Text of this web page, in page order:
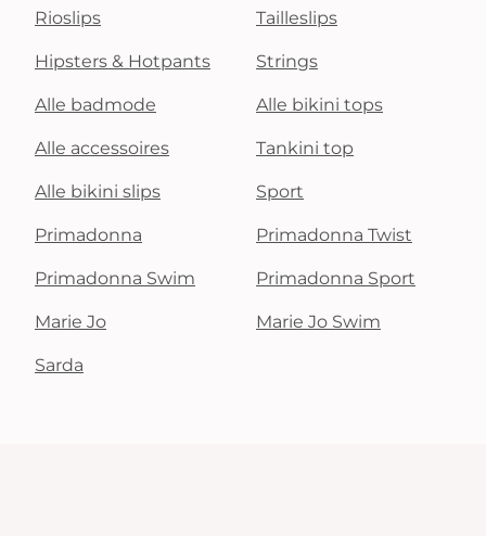
Rioslips Tailleslips
Hipsters & Hotpants Strings
Alle badmode Alle bikini tops
Alle accessoires Tankini top
Alle bikini slips Sport
Primadonna Primadonna Twist
Primadonna Swim Primadonna Sport
Marie Jo Marie Jo Swim
Sarda